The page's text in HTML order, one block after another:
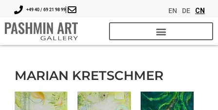
+49 40 / 69 21 98 99 EN DE CN
MARIAN KRETSCHMER